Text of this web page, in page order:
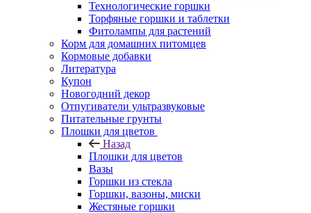
Технологические горшки
Торфяные горшки и таблетки
Фитолампы для растений
Корм для домашних питомцев
Кормовые добавки
Литература
Купон
Новогодний декор
Отпугиватели ультразвуковые
Питательные грунты
Плошки для цветов
Назад
Плошки для цветов
Вазы
Горшки из стекла
Горшки, вазоны, миски
Жестяные горшки